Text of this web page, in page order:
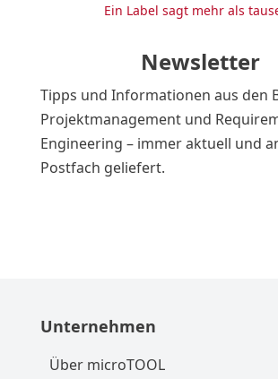
Ein Label sagt mehr als
Newsletter
Tipps und Informationen aus den
Projektmanagement und
Engineering – immer aktuell und
Postfach geliefert.
Unternehmen
Über microTOOL